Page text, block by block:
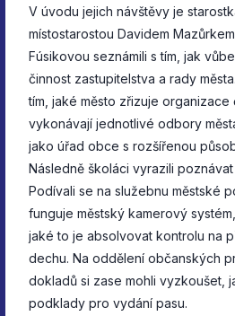
V úvodu jejich návštěvy je
místostarostou Davidem
Fúsikovou seznámili s tím, jak
činnost zastupitelstva a rady
tím, jaké město zřizuje organizace
vykonávají jednotlivé odbory
jako úřad obce s rozšířenou
Následně školáci vyrazili
Podívali se na služebnu městské
funguje městský kamerový
jaké to je absolvovat kontrolu na
dechu. Na oddělení občanských
dokladů si zase mohli vyzkoušet,
podklady pro vydání pasu.